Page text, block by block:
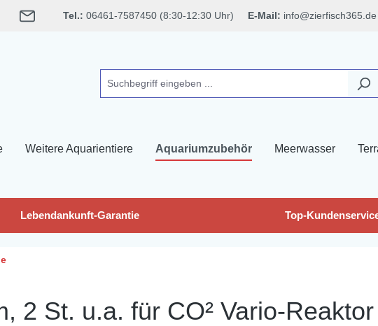
Tel.: 06461-7587450 (8:30-12:30 Uhr) E-Mail: info@zierfisch365.de
Weitere Aquarientiere Aquariumzubehör Meerwasser
Lebendankunft-Garantie Top-
2 St. u.a. für CO² Vario-Reaktor